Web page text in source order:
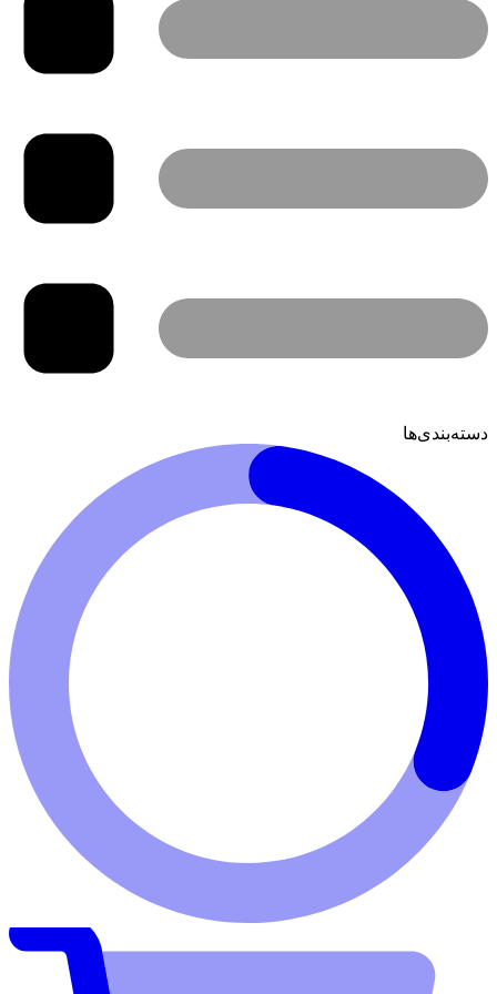
دسته‌بندی‌ها